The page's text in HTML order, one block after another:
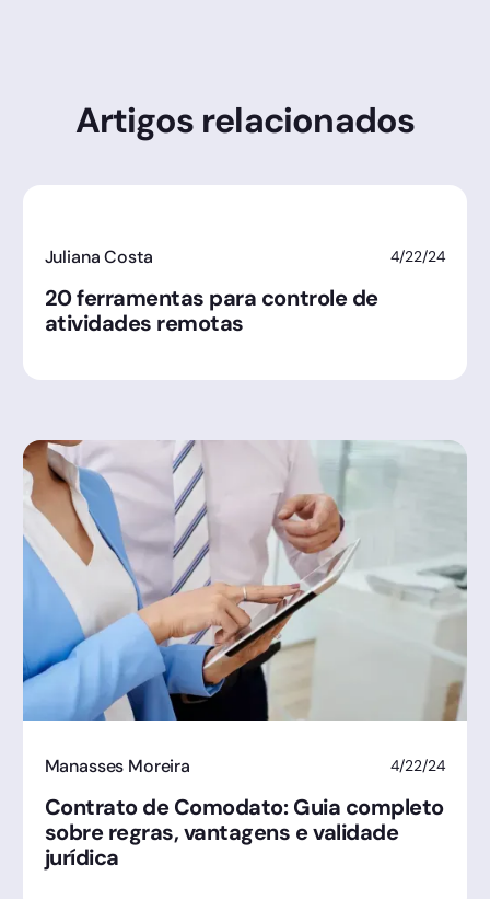
Artigos relacionados
Juliana Costa 4/22/24
20 ferramentas para controle de
atividades remotas
Manasses Moreira 4/22/24
Contrato de Comodato: Guia completo
sobre regras, vantagens e validade
jurídica